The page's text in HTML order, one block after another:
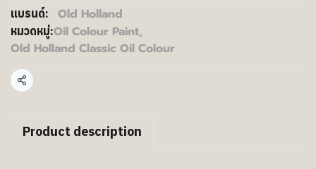
แบรนด์: Old Holland
หมวดหมู่:Oil Colour Paint,
Old Holland Classic Oil Colour
แชร์
Product description